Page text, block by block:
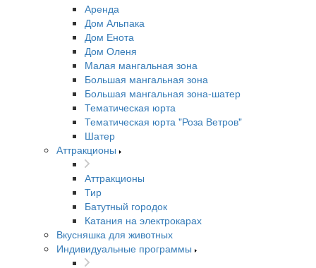
Аренда
Дом Альпака
Дом Енота
Дом Оленя
Малая мангальная зона
Большая мангальная зона
Большая мангальная зона-шатер
Тематическая юрта
Тематическая юрта "Роза Ветров"
Шатер
Аттракционы
Аттракционы
Тир
Батутный городок
Катания на электрокарах
Вкусняшка для животных
Индивидуальные программы